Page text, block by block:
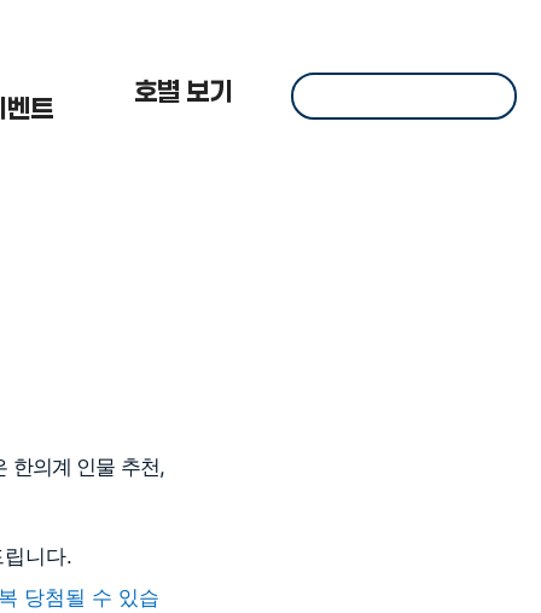
트
호별 보기
한의계 인물 추천,
립니다.
당첨될 수 있습